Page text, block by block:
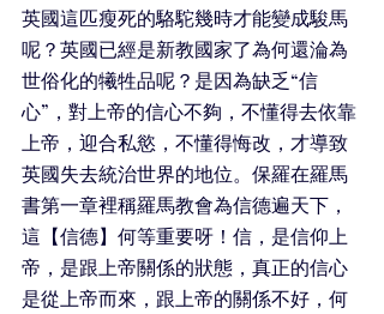
英國這匹瘦死的駱駝幾時才能變成駿馬
呢？英國已經是新教國家了為何還淪為
世俗化的犧牲品呢？是因為缺乏“信
心”，對上帝的信心不夠，不懂得去依靠
上帝，迎合私慾，不懂得悔改，才導致
英國失去統治世界的地位。保羅在羅馬
書第一章裡稱羅馬教會為信德遍天下，
這【信德】何等重要呀！信，是信仰上
帝，是跟上帝關係的狀態，真正的信心
是從上帝而來，跟上帝的關係不好，何